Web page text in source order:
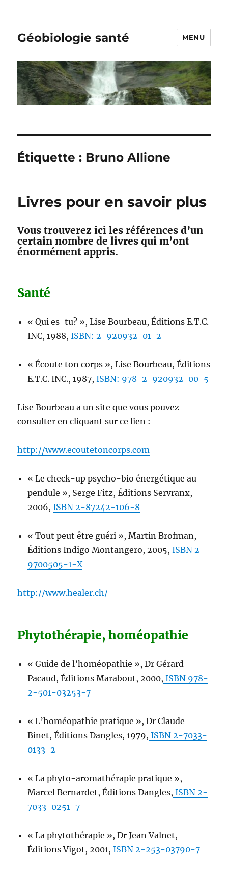
Géobiologie santé MENU
Étiquette : Bruno Allione
Livres pour en savoir plus
Vous trouverez ici les références d’un
certain nombre de livres qui m’ont
énormément appris.
Santé
« Qui es-tu? », Lise Bourbeau, Éditions E.T.C.
INC, 1988, ISBN: 2-920932-01-2
« Écoute ton corps », Lise Bourbeau, Éditions
E.T.C. INC., 1987,ISBN: 978-2-920932-00-5
Lise Bourbeau a un site que vous pouvez
consulter en cliquant sur ce lien :
http://www.ecoutetoncorps.com
« Le check-up psycho-bio énergétique au
pendule », Serge Fitz, Éditions Servranx,
2006,ISBN 2-87242-106-8
« Tout peut être guéri », Martin Brofman,
Éditions Indigo Montangero, 2005, ISBN 2-
9700505-1-X
http://www.healer.ch/
Phytothérapie, homéopathie
« Guide de l’homéopathie », Dr Gérard
Pacaud, Éditions Marabout, 2000, ISBN 978-
2-501-03253-7
« L’homéopathie pratique », Dr Claude
Binet, Éditions Dangles, 1979, ISBN 2-7033-
0133-2
« La phyto-aromathérapie pratique »,
Marcel Bernardet, Éditions Dangles, ISBN 2-
7033-0251-7
« La phytothérapie », Dr Jean Valnet,
Éditions Vigot, 2001,ISBN 2-253-03790-7